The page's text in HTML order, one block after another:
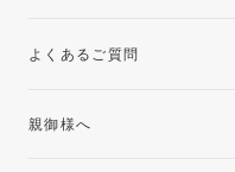
よくあるご質問
親御様へ